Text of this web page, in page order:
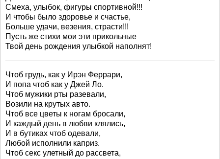
Смеха, улыбок, фигуры спортивной!!!
И чтобы было здоровье и счастье,
Больше удачи, везения, страсти!!!
Пусть же стихи мои эти прикольные
Твой день рождения улыбкой наполнят!
Чтоб грудь, как у Ирэн Феррари,
И попа чтоб как у Джей Ло.
Чтоб мужики рты разевали,
Возили на крутых авто.
Чтоб все цветы к ногам бросали,
И каждый день в любви клялись,
И в бутиках чтоб одевали,
Любой исполнили каприз.
Чтоб секс улетный до рассвета,